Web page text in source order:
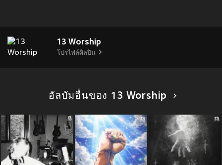
13 Worship
โปรไฟล์ศิลปิน
อัลบัมอื่นของ 13 Worship